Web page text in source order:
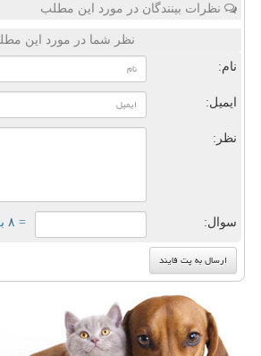
نظرات بینندگان در مورد این مطلب
نظر شما در مورد این
نام:
ایمیل:
نظر:
سوال: = ۸ بعلاوه ۳